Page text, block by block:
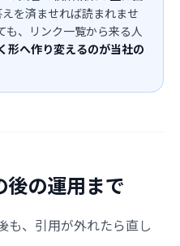
を済ませれば読まれませ
も、リンク一覧から来る人
形へ作り変えるのが当社の
の運用まで
も、引用が外れたら直し